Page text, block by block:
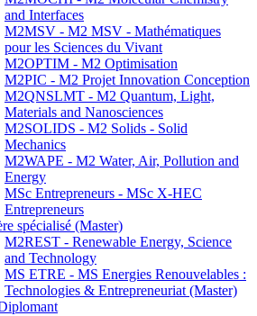
and Interfaces
M2MSV - M2 MSV - Mathématiques
pour les Sciences du Vivant
M2OPTIM - M2 Optimisation
M2PIC - M2 Projet Innovation Conception
M2QNSLMT - M2 Quantum, Light,
Materials and Nanosciences
M2SOLIDS - M2 Solids - Solid
Mechanics
M2WAPE - M2 Water, Air, Pollution and
Energy
MSc Entrepreneurs - MSc X-HEC
Entrepreneurs
spécialisé (Master)
M2REST - Renewable Energy, Science
and Technology
MS ETRE - MS Energies Renouvelables :
Technologies & Entrepreneuriat (Master)